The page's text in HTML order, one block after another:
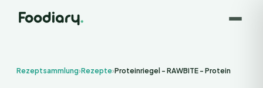
Rezeptsammlung›Rezepte›Proteinriegel - RAWBITE - Protein